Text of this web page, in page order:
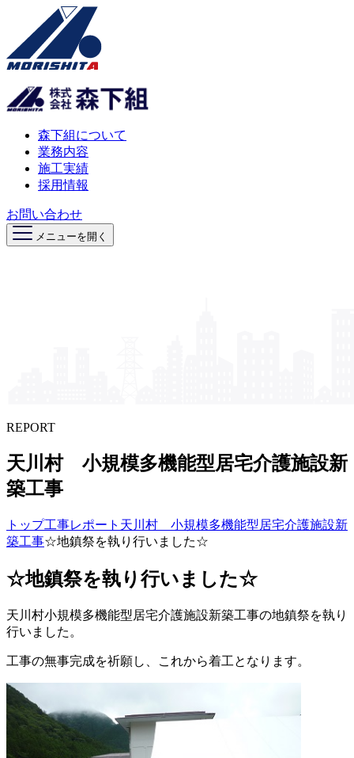
森下組について
業務内容
施工実績
採用情報
お問い合わせ
メニューを開く
REPORT
天川村 小規模多機能型居宅介護施設新
築工事
トップ工事レポート 天川村 小規模多機能型居宅介護施設新
築工事☆地鎮祭を執り行いました☆
☆地鎮祭を執り行いました☆
天川村小規模多機能型居宅介護施設新築工事の地鎮祭を執り
行いました。
工事の無事完成を祈願し、これから着工となります。